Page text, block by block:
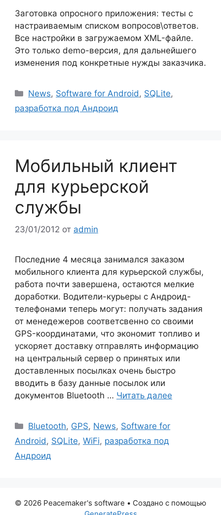
Заготовка опросного приложения: тесты с
настраиваемым списком вопросов\ответов.
Все настройки в загружаемом XML-файле.
Это только demo-версия, для дальнейшего
изменения под конкретные нужды заказчика.
Рубрики
News, Software for Android, SQLite,
разработка под Андроид
Мобильный клиент
для курьерской
службы
23/01/2012 от admin
Последние 4 месяца занимался заказом
мобильного клиента для курьерской службы,
работа почти завершена, остаются мелкие
доработки. Водители-курьеры с Андроид-
телефонами теперь могут: получать задания
от менедежеров соответсвенно со своими
GPS-координатами, что экономит топливо и
ускоряет доставку отправлять информацию
на центральный сервер о принятых или
доставленных посылках очень быстро
вводить в базу данные посылок или
документов Bluetooth … Читать далее
Рубрики
Bluetooth, GPS, News, Software for
Android , SQLite, WiFi, разработка под
Андроид
© 2026 Peacemaker's software • Создано с помощью